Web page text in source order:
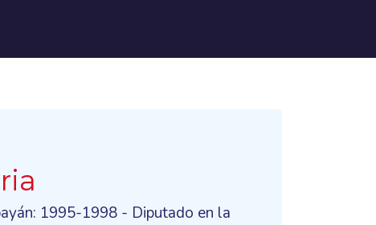
1995-1998 - Diputado en la